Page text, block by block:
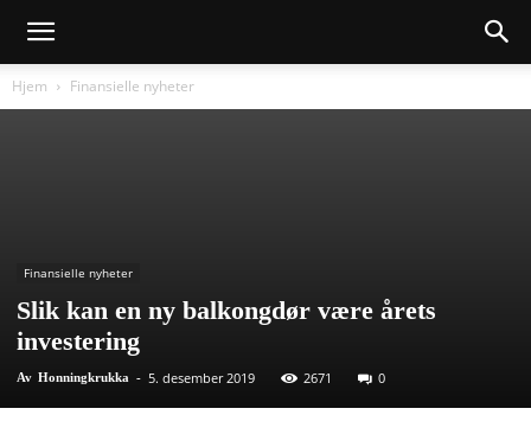
Hjem Finansielle nyheter
Finansielle nyheter
Slik kan en ny balkongdør være årets
investering
Av Honningkrukka - 5. desember 2019 2671 0